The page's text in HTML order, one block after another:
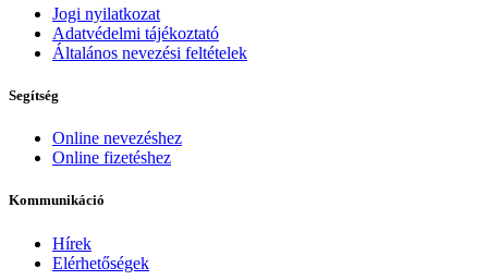
Jogi nyilatkozat
Adatvédelmi tájékoztató
Általános nevezési feltételek
Segítség
Online nevezéshez
Online fizetéshez
Kommunikáció
Hírek
Elérhetőségek